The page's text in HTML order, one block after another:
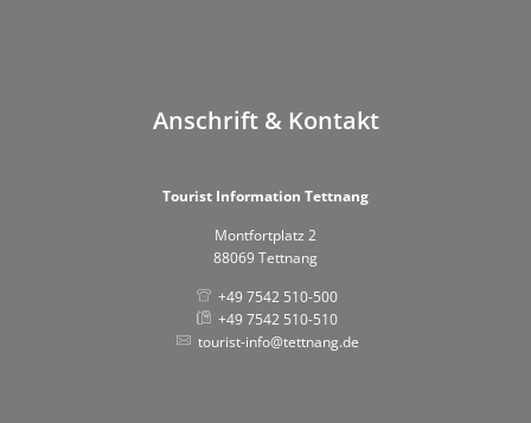
Anschrift & Kontakt
Tourist Information Tettnang
Montfortplatz 2
88069 Tettnang
+49 7542 510-500
+49 7542 510-510
tourist-info@tettnang.de